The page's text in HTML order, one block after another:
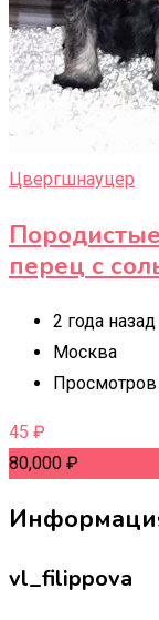
Цвергшнауцер
перец с
2 года назад
Москва
Просмотров
45 ₽
80,000 ₽
vl_filippova